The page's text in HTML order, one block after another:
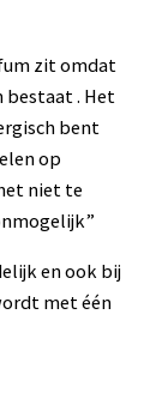
zit omdat
bestaat . Het
bent
op
niet te
en ook bij
met één